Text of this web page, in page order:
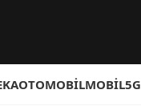
OTOMOBILMOBIL5G